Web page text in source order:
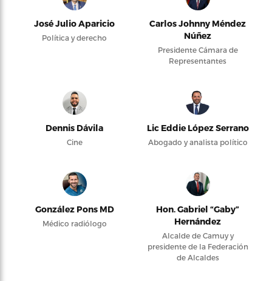
José Julio Aparicio
Política y derecho
Carlos Johnny Méndez
Núñez
Presidente Cámara de
Representantes
Dennis Dávila
Cine
Lic Eddie López Serrano
Abogado y analista político
González Pons MD
Médico radiólogo
Hon. Gabriel “Gaby”
Hernández
Alcalde de Camuy y
presidente de la Federación
de Alcaldes